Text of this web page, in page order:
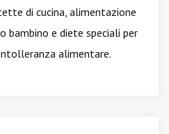
di cucina, alimentazione
bambino e diete speciali per
alimentare.